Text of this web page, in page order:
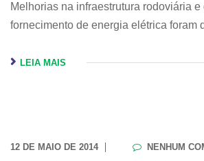
Melhorias na infraestrutura rodoviária e
fornecimento de energia elétrica foram
LEIA MAIS
12 DE MAIO DE 2014 NENHUM